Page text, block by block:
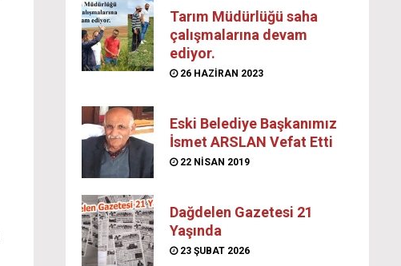
Tarım Müdürlüğü saha
çalışmalarına devam
ediyor.
26 HAZIRAN 2023
Eski Belediye Başkanımız
İsmet ARSLAN Vefat Etti
22 NISAN 2019
Dağdelen Gazetesi 21
Yaşında
23 ŞUBAT 2026